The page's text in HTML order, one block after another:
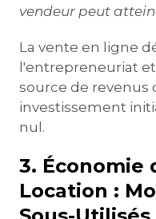
vendeur peut
La vente en ligne
l'entrepreneuriat
source de revenus
investissement
nul.
3. Économie
Location :